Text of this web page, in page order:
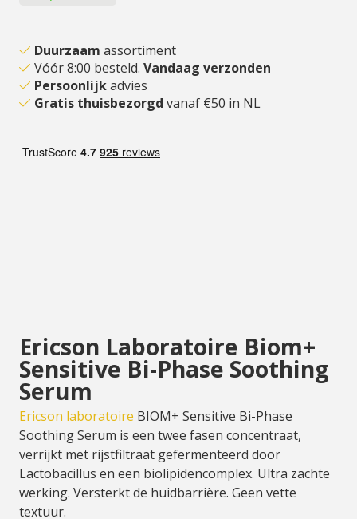
Duurzaam assortiment
Vóór 8:00 besteld. Vandaag verzonden
Persoonlijkadvies
Gratis thuisbezorgd vanaf €50 in NL
Ericson Laboratoire Biom+
Sensitive Bi-Phase Soothing
Serum
Ericson laboratoire BIOM+ Sensitive Bi-Phase
Soothing Serum is een twee fasen concentraat,
verrijkt met rijstfiltraat gefermenteerd door
Lactobacillus en een biolipidencomplex. Ultra zachte
werking. Versterkt de huidbarrière. Geen vette
textuur.